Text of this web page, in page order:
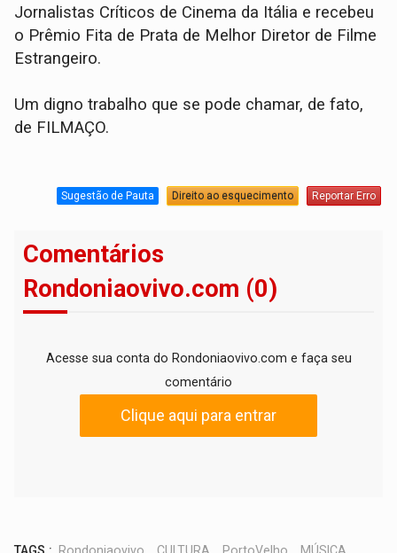
Jornalistas Críticos de Cinema da Itália e recebeu
o Prêmio Fita de Prata de Melhor Diretor de Filme
Estrangeiro.
Um digno trabalho que se pode chamar, de fato,
de FILMAÇO.
Sugestão de Pauta Direito ao esquecimento Reportar Erro
Comentários
Rondoniaovivo.com (0)
Acesse sua conta do Rondoniaovivo.com e faça seu
comentário
Clique aqui para entrar